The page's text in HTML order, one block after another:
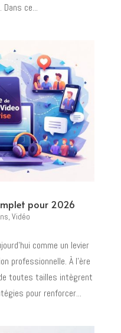
ce...
pour 2026
, Vidéo
comme un levier
professionnelle. À l’ère
toutes tailles intègrent
pour renforcer...